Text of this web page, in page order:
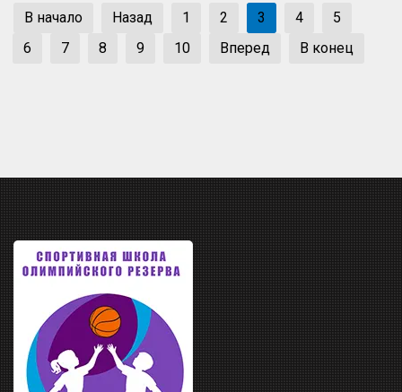
В начало Назад 1 2 3 4
5
6
7 8 9 10 Вперед В конец